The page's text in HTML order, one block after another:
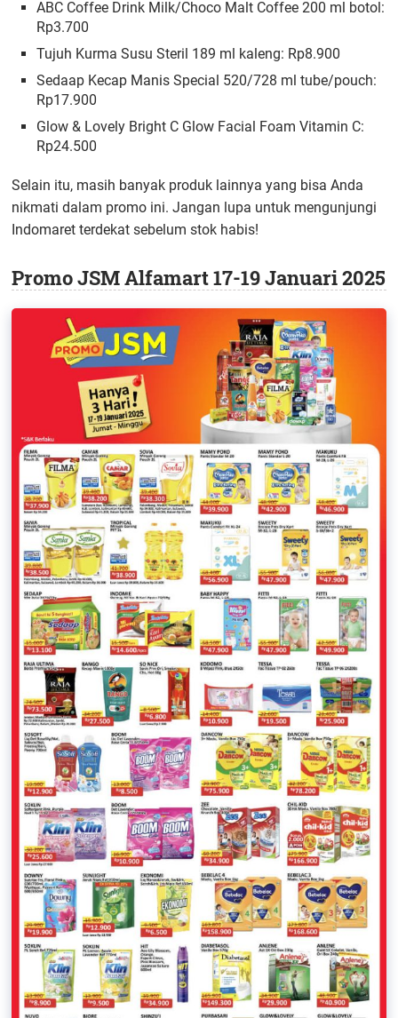
ABC Coffee Drink Milk/Choco Malt Coffee 200 ml botol:
Rp3.700
Tujuh Kurma Susu Steril 189 ml kaleng: Rp8.900
Sedaap Kecap Manis Special 520/728 ml tube/pouch:
Rp17.900
Glow & Lovely Bright C Glow Facial Foam Vitamin C:
Rp24.500
Selain itu, masih banyak produk lainnya yang bisa Anda
nikmati dalam promo ini. Jangan lupa untuk mengunjungi
Indomaret terdekat sebelum stok habis!
Promo JSM Alfamart 17-19 Januari 2025